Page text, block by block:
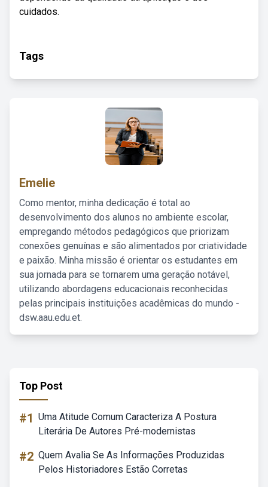
cuidados.
Tags
Emelie
Como mentor, minha dedicação é total ao
desenvolvimento dos alunos no ambiente escolar,
empregando métodos pedagógicos que priorizam
conexões genuínas e são alimentados por criatividade
e paixão. Minha missão é orientar os estudantes em
sua jornada para se tornarem uma geração notável,
utilizando abordagens educacionais reconhecidas
pelas principais instituições acadêmicas do mundo -
dsw.aau.edu.et.
Top Post
#1 Uma Atitude Comum Caracteriza A Postura
Literária De Autores Pré-modernistas
#2 Quem Avalia Se As Informações Produzidas
Pelos Historiadores Estão Corretas